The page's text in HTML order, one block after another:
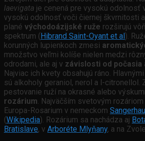
laevigata je cenená pre vysokú odolnosť
vysokú odolnosť voči čiernej škvrnitosti
plané východoázijské ruže rozširujú
spektrum ( Hibrand Saint-Oyant et al ).
korunných lupienkoch zmesi
množstvo veľmi kolíše nielen medzi
odrodami, ale aj v závislosti od počasia
Najviac ich kvety obsahujú ráno.
sú alkoholy geraniol, nerol a l-citronellol.
pestovanie ruží na okrasné alebo
rozárium. Najväčším svetovým
Europa-Rosarium v nemeckom
(Wikipedia). Rozárium sa nachádza aj
Bratislave, v Arboréte Mlyňany, a na